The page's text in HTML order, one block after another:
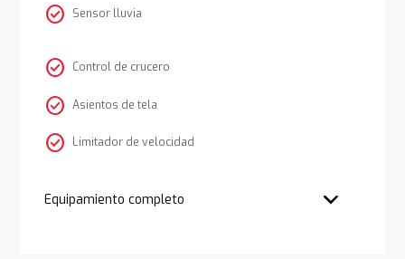
check_circle Sensor lluvia
check_circle Control de crucero
check_circle Asientos de tela
check_circle Limitador de velocidad
Equipamiento completo